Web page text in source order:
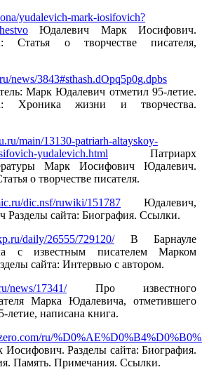
yudalevich-mark-iosifovich?
Юдалевич Марк Иосифович.
Статья о творчестве писателя,
ru/news/3843#sthash.dOpq5p0g.dpbs
Марк Юдалевич отметил 95-летие.
Хроника жизни и творчества.
main/13130-patriarh-altayskoy-
yudalevich.html Патриарх
Марк Иосифович Юдалевич.
о творчестве писателя.
dic.nsf/ruwiki/151787 Юдалевич,
сайта: Биография. Ссылки.
daily/26555/729120/В Барнауле
с известным писателем Марком
сайта: Интервью с автором.
news/17341/Про известного
Марка Юдалевича, отметившего
летие, написана книга.
ru/
Разделы сайта: Биография.
Память. Примечания. Ссылки.